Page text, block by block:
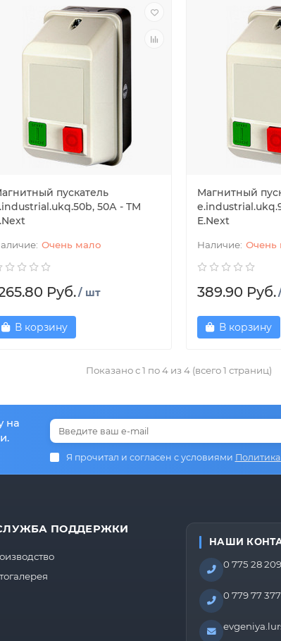
пускатель
50А - TM
Очень мало
Руб./ шт
В корзину
Магнитный
E.Next
Очень
389.90 Руб.
В корзину
Показано с 1 по 4 из 4 (всего 1 страниц)
на
Я прочитал и согласен с условиями
ПОДДЕРЖКИ
НАШИ
0 775 28 209
0 779 77 377